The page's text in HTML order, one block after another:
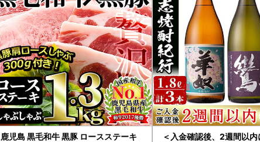
鹿児島 黒毛和牛 黒豚 ロースステーキ
＜入金確認後、2週間以内